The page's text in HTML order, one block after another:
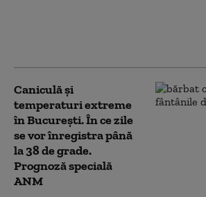
Caniculă şi
temperaturi extreme
în Bucureşti. În ce zile
se vor înregistra până
la 38 de grade.
Prognoză specială
ANM